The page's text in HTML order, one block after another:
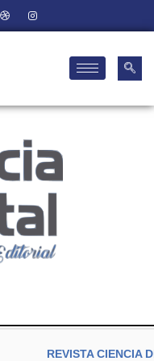
REVISTA CIENCIA